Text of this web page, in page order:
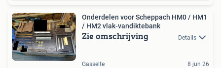
Onderdelen voor Scheppach HM0 / HM1
/ HM2 vlak-vandiktebank
Zie omschrijving Details
Gasselte 8 jun 26